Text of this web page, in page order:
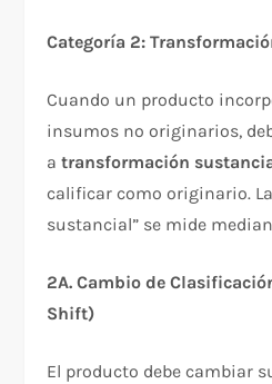
Categoría 2:
Cuando un producto
insumos no originarios,
atransformación
calificar como originario.
sustancial” se mide
2A. Cambio de
Shift)
El producto debe cambiar